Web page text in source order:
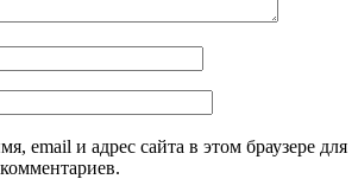
email и адрес сайта в этом браузере для